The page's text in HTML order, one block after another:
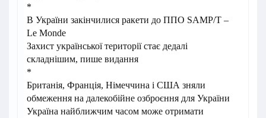
*
В України закінчилися ракети до ППО SAMP/T –
Le Monde
Захист української території стає дедалі
складнішим, пише видання
*
Британія, Франція, Німеччина і США зняли
обмеження на далекобійне озброєння для України
Україна найближчим часом може отримати